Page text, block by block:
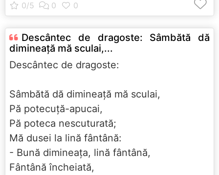
Descântec de dragoste: Sâmbătă dă
dimineață mă sculai,...
Descântec de dragoste:
Sâmbătă dă dimineață mă sculai,
Pă potecuță-apucai,
Pă poteca nescuturată;
Mă dusei la lină fântână:
- Bună dimineața, lină fântână,
Fântână încheiată,